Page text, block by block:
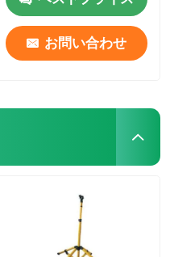
お問い合わせ